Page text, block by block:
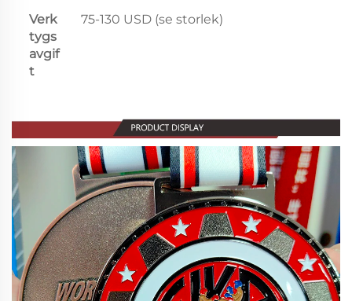
Verk
tygs
avgif
t
75-130 USD (se storlek)